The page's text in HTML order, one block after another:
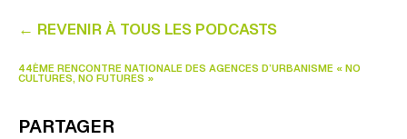
← REVENIR À TOUS LES PODCASTS
44ÈME RENCONTRE NATIONALE DES AGENCES D’URBANISME « NO
CULTURES, NO FUTURES »
PARTAGER